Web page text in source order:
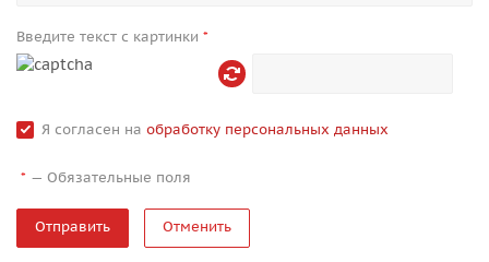
Введите текст с картинки *
Я согласен на обработку персональных данных
* — Обязательные поля
Отменить